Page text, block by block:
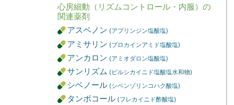
心房細動（リズムコントロール・内服）の
関連薬剤
アスペノン(アプリンジン塩酸塩)
アミサリン(プロカインアミド塩酸塩)
アンカロン(アミオダロン塩酸塩)
サンリズム(ピルシカイニド塩酸塩水和物)
シベノール(シベンゾリンコハク酸塩)
タンボコール(フレカイニド酢酸塩)